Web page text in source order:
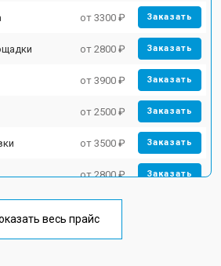
от 3300 ₽ Заказать
от 2800 ₽ Заказать
от 3900 ₽ Заказать
от 2500 ₽ Заказать
от 3500 ₽ Заказать
от 2800 ₽ Заказать
от 2500 ₽
весь прайс